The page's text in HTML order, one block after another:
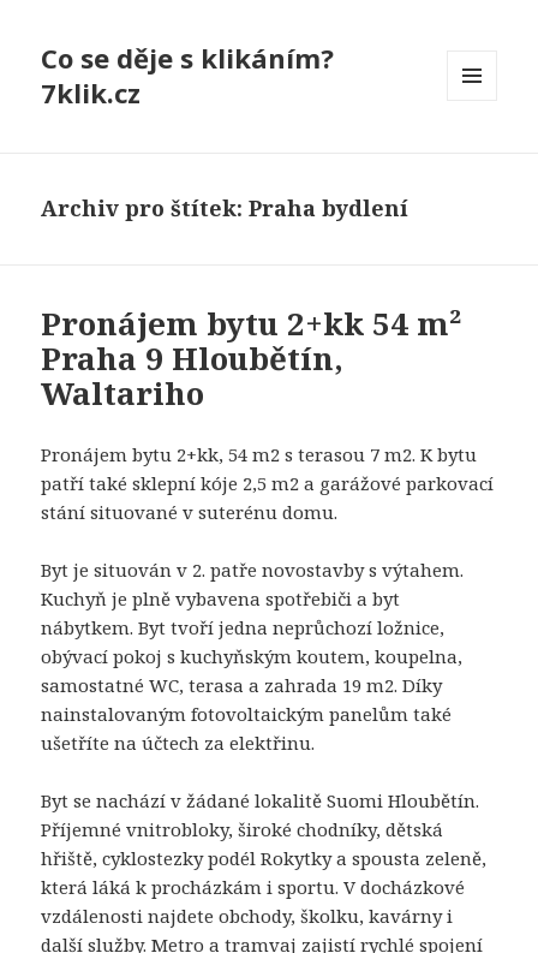
Co se děje s klikáním?
7klik.cz
Archiv pro štítek: Praha bydlení
Pronájem bytu 2+kk 54 m²
Praha 9 Hloubětín,
Waltariho
Pronájem bytu 2+kk, 54 m2 s terasou 7 m2. K bytu
patří také sklepní kóje 2,5 m2 a garážové parkovací
stání situované v suterénu domu.
Byt je situován v 2. patře novostavby s výtahem.
Kuchyň je plně vybavena spotřebiči a byt
nábytkem. Byt tvoří jedna neprůchozí ložnice,
obývací pokoj s kuchyňským koutem, koupelna,
samostatné WC, terasa a zahrada 19 m2. Díky
nainstalovaným fotovoltaickým panelům také
ušetříte na účtech za elektřinu.
Byt se nachází v žádané lokalitě Suomi Hloubětín.
Příjemné vnitrobloky, široké chodníky, dětská
hřiště, cyklostezky podél Rokytky a spousta zeleně,
která láká k procházkám i sportu. V docházkové
vzdálenosti najdete obchody, školku, kavárny i
další služby. Metro a tramvaj zajistí rychlé spojení